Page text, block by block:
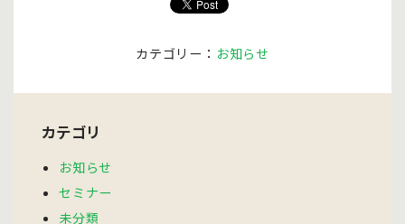
カテゴリー： お知らせ
カテゴリ
お知らせ
セミナー
未分類